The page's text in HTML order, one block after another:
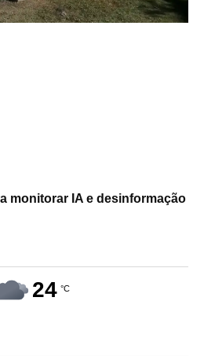
monitorar IA e desinformação
24 °C